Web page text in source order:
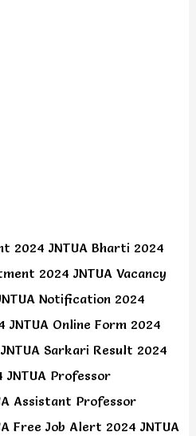
2024 JNTUA Bharti 2024
2024 JNTUA Vacancy
Notification 2024
JNTUA Online Form 2024
Sarkari Result 2024
JNTUA Professor
Assistant Professor
Free Job Alert 2024 JNTUA